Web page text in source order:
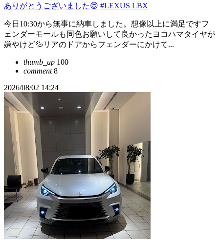
ありがとうございました😊 #LEXUS LBX
今日10:30から無事に納車しました。想像以上に満足ですフ
ェンダーモールも同色お願いして良かったヨコハマタイヤが
嫌やけど💦リアのドアからフェンダーにかけて...
thumb_up 100
comment8
2026/08/02 14:24